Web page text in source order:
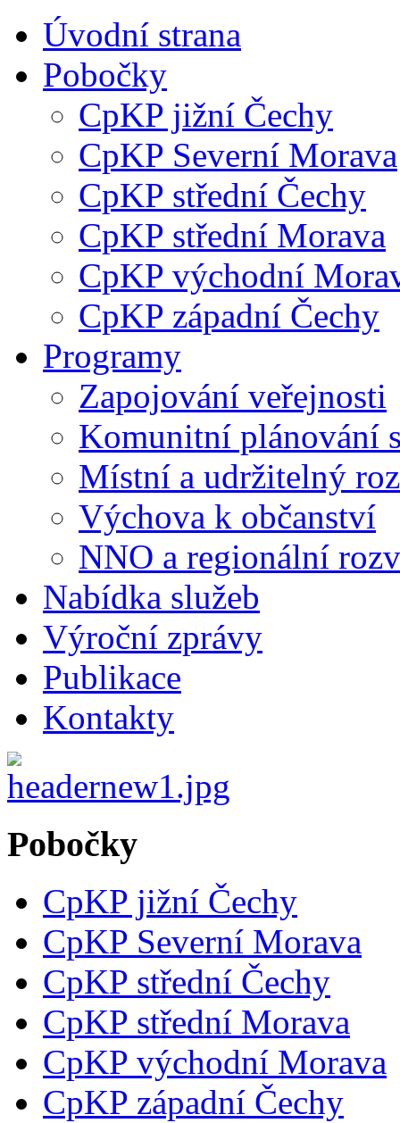
Úvodní strana
Pobočky
CpKP jižní Čechy
CpKP Severní Morava
CpKP střední Čechy
CpKP střední Morava
CpKP východní
CpKP západní Čechy
Programy
Zapojování veřejnosti
Komunitní plánování
Místní a udržitelný
Výchova k občanství
NNO a regionální
Nabídka služeb
Výroční zprávy
Publikace
Kontakty
Pobočky
CpKP jižní Čechy
CpKP Severní Morava
CpKP střední Čechy
CpKP střední Morava
CpKP východní Morava
CpKP západní Čechy